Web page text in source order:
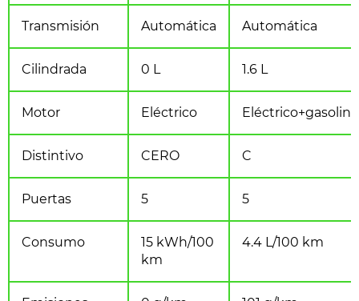
Transmisión Automática Automática
Cilindrada 0 L 1.6 L
Motor Eléctrico Eléctrico+gasolina
Distintivo CERO C
Puertas 5 5
Consumo
15 kWh/100
km
4.4 L/100 km